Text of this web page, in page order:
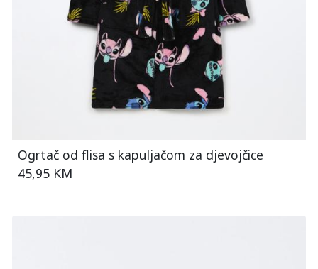
Ogrtač od flisa s kapuljačom za djevojčice
45,95 KM